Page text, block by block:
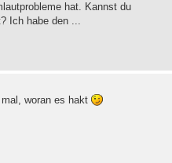
hat. Kannst du
Ich habe den ...
woran es hakt